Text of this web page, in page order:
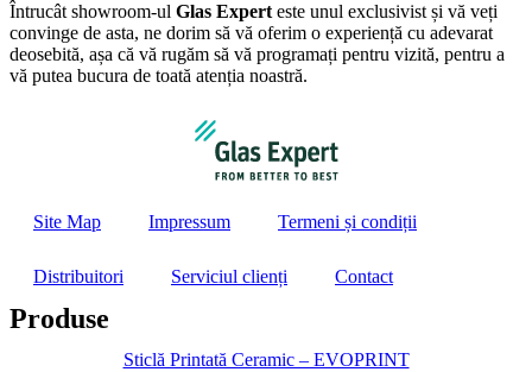
Întrucât showroom-ul Glas Expert este unul exclusivist și vă veți
convinge de asta, ne dorim să vă oferim o experiență cu adevarat
deosebită, așa că vă rugăm să vă programați pentru vizită, pentru a
vă putea bucura de toată atenția noastră.
Site Map Impressum Termeni și condiții
Distribuitori Serviciul clienți Contact
Produse
Sticlă Printată Ceramic – EVOPRINT